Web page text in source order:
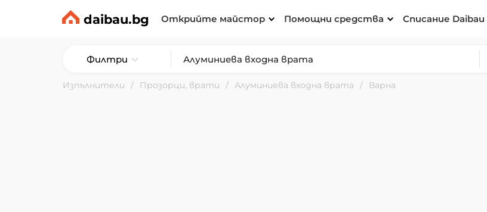
daibau.bg Открийте майстор Помощни средства Списание Daibau
Филтри
Изпълнители Прозорци, врати Алуминиева входна врата Варна